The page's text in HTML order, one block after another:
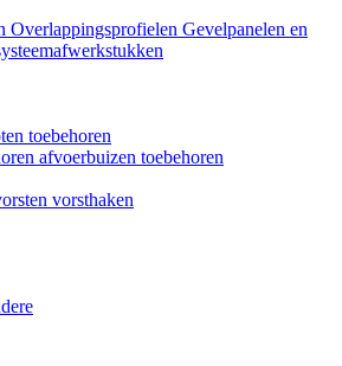
Overlappingsprofielen Gevelpanelen en
toebehoren
afvoerbuizen toebehoren
vorsthaken